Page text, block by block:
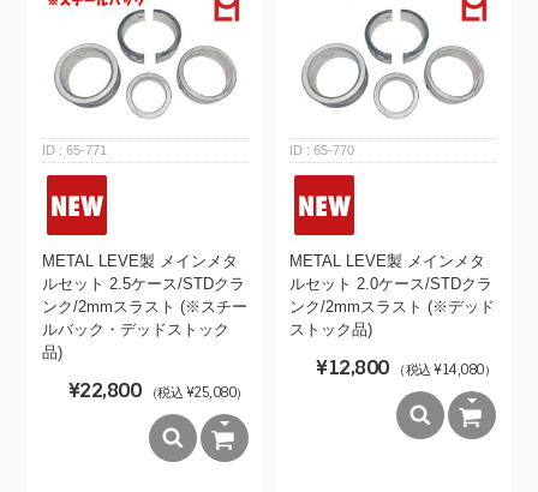
65-771
METAL LEVE製 メインメタ
ルセット 2.5ケース/STDクラ
ンク/2mmスラスト (※スチー
ルバック・デッドストック
品)
¥22,800 （税込 ¥25,080）
65-770
METAL LEVE製 メインメタ
ルセット 2.0ケース/STDクラ
ンク/2mmスラスト (※デッド
ストック品)
¥12,800 （税込 ¥14,080）